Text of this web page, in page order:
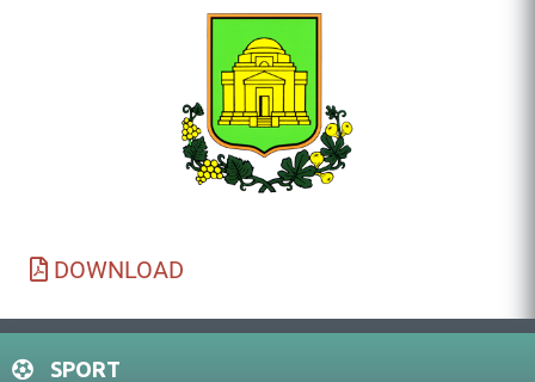
DOWNLOAD
SPORT